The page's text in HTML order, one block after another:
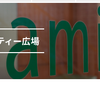
ィー広場